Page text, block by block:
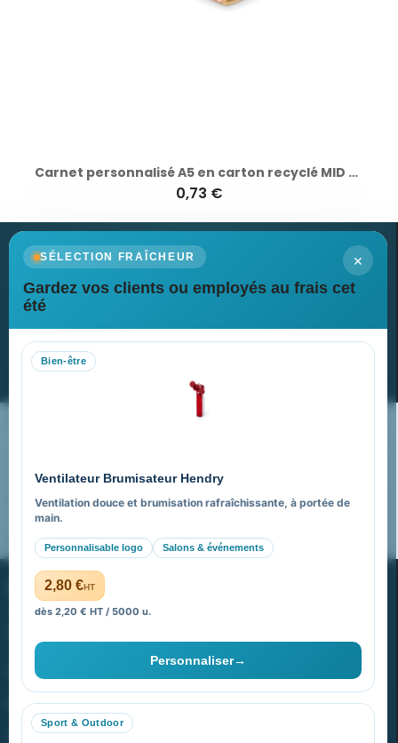
Carnet personnalisé A5 en carton recyclé MID PAPER BOOK
0,73 €
×
SÉLECTION FRAÎCHEUR
Gardez vos clients ou employés au frais cet
été
Bien-être
Ventilateur Brumisateur Hendry
Ventilation douce et brumisation rafraîchissante, à portée de
main.
Personnalisable logo Salons & événements
2,80 €HT
dès 2,20 € HT / 5000 u.
Personnaliser→
Sport & Outdoor
Newsletter
Recevez nos dernières nouvelles et nos offres spéciales
Nos expertises & accompagnement global
FAQ sur Promenoch Goodies Pub France
Pourquoi ça a marché à 100% pour moi ?
PROMENOCH GOODIES
40 rue Madeleine Michelis
92 200 Neuilly